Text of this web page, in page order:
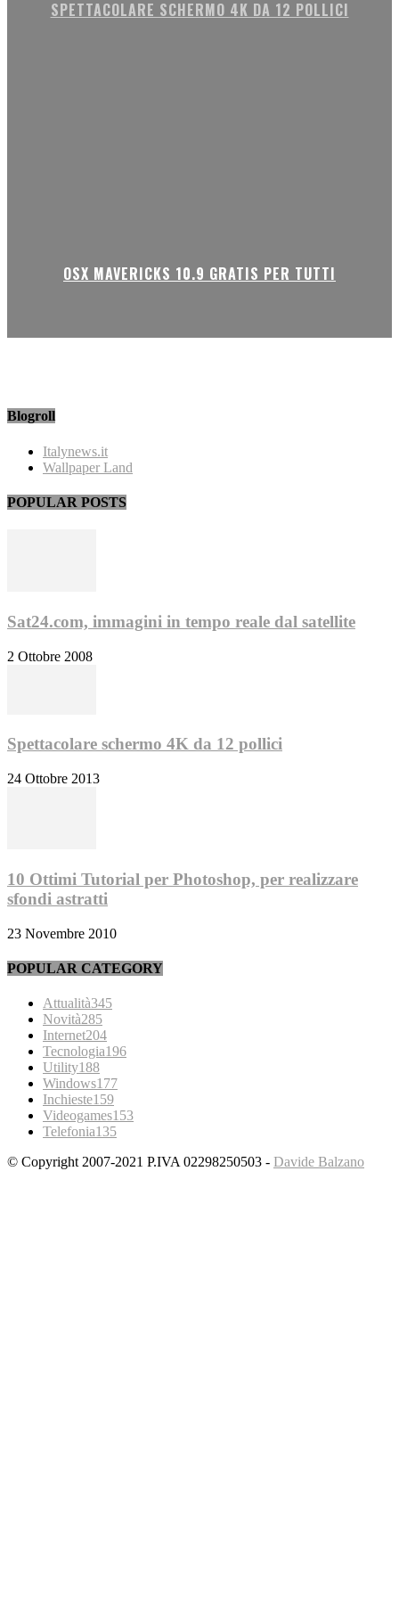
SPETTACOLARE SCHERMO 4K DA 12 POLLICI
OSX MAVERICKS 10.9 GRATIS PER TUTTI
Blogroll
Italynews.it
Wallpaper Land
POPULAR POSTS
Sat24.com, immagini in tempo reale dal satellite
2 Ottobre 2008
Spettacolare schermo 4K da 12 pollici
24 Ottobre 2013
10 Ottimi Tutorial per Photoshop, per realizzare
sfondi astratti
23 Novembre 2010
POPULAR CATEGORY
Attualità345
Novità285
Internet204
Tecnologia196
Utility188
Windows177
Inchieste159
Videogames153
Telefonia135
© Copyright 2007-2021 P.IVA 02298250503 - Davide Balzano